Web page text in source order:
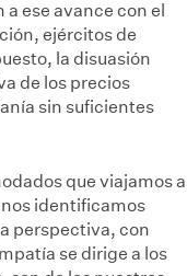
ese avance con el
ejércitos de
la disuasión
de los precios
sin suficientes
que viajamos a
identificamos
perspectiva, con
se dirige a los